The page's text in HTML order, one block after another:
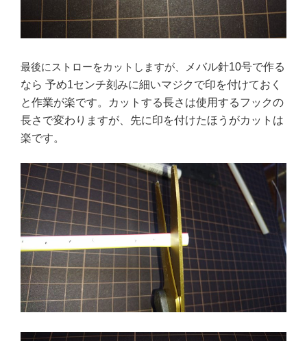
最後にストローをカットしますが、
メバル針10号で作る
なら 予め1センチ刻みに細いマジクで印を付けておく
と作業が楽です。カットする長さは使用するフックの
長さで変わりますが、先に印を付けたほうがカットは
楽です。